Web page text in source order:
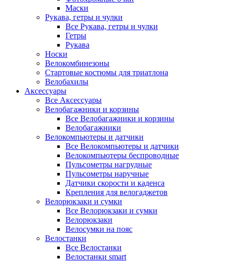
Маски
Рукава, гетры и чулки
Все Рукава, гетры и чулки
Гетры
Рукава
Носки
Велокомбинезоны
Стартовые костюмы для триатлона
Велобахилы
Аксессуары
Все Аксессуары
Велобагажники и корзины
Все Велобагажники и корзины
Велобагажники
Велокомпьютеры и датчики
Все Велокомпьютеры и датчики
Велокомпьютеры беспроводные
Пульсометры нагрудные
Пульсометры наручные
Датчики скорости и каденса
Крепления для велогаджетов
Велорюкзаки и сумки
Все Велорюкзаки и сумки
Велорюкзаки
Велосумки на пояс
Велостанки
Все Велостанки
Велостанки smart